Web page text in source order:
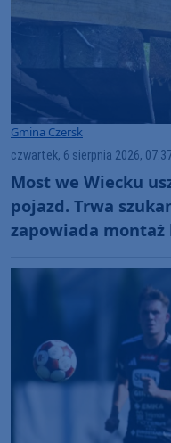
Gmina Czersk
czwartek, 6 sierpnia 2026,
Most we Wiecku
pojazd. Trwa
zapowiada